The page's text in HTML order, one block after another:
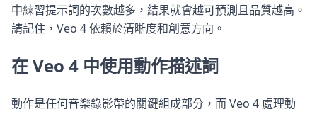
中練習提示詞的次數越多，結果就會越可預測且品質越高。
請記住，Veo 4 依賴於清晰度和創意方向。
在 Veo 4 中使用動作描述詞
動作是任何音樂錄影帶的關鍵組成部分，而 Veo 4 處理動